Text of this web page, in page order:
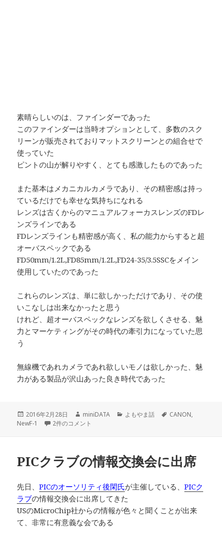
素晴らしいのは、ファインダーであった
このファインダーは当時オプションとして、多数のスク
リーンが販売されておりマットスクリーンとの組合せで
使っていた
ピントの山が解りやすく、とても感激したものであった
また基本はメカニカルカメラであり、その精密感は持っ
ているだけでも幸せな気持ちになれる
レンズは古くからのマニュアルフォーカスレンズのFDレ
ンズラインである
FDレンズラインも精密感が高く、私の能力からすると超
オーバスペックである
FD50mm/1.2L,FD85mm/1.2L,FD24-35/3.5SSCをメイン
使用していたのであった
これらのレンズは、単に欲しかっただけであり、その使
いこなしは出来なかったと思う
けれど、超オーバスペックなレンズを欲しくさせる、魅
力とマーケティングがその時代の牽引力になっていた思
う
無線機であれカメラであれ欲しいモノは欲しかった、魅
力がある製品が沢山あった良き時代であった
投
稿
2016年2月28日
作
成
miniDATA
カ
よもやま話
タ
CANON,
NewF-1
1980年代の精密技術の結晶 への
2件のコメント
PICクラブの情報交換会に出席
先日、PICのオーソリティ後閑氏が主催している、PICク
ラブの情報交換会に出席してきた
USのMicroChip社からの情報が色々と聞くことが出来
て、非常に有意義な会である